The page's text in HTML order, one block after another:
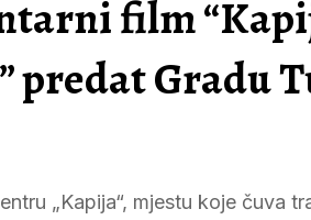
film
predat Gradu
„Kapija“, mjestu koje čuva